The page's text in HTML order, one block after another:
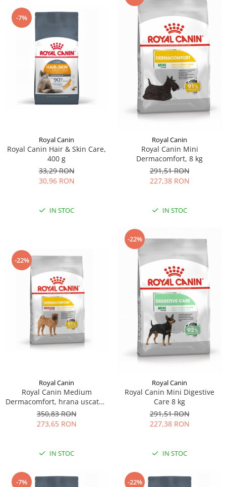
-7%
Royal Canin
Royal Canin Hair & Skin Care,
400 g
33,29 RON
30,96 RON
IN STOC
Royal Canin
Royal Canin Mini
Dermacomfort, 8 kg
291,51 RON
227,38 RON
IN STOC
-22%
Royal Canin
Royal Canin Medium
Dermacomfort, hrana uscata -
12 kg
350,83 RON
273,65 RON
IN STOC
-22%
Royal Canin
Royal Canin Mini Digestive
Care 8 kg
291,51 RON
227,38 RON
IN STOC
-7% -22%